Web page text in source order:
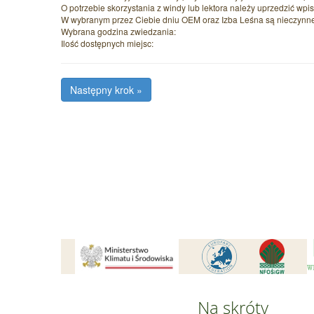
O potrzebie skorzystania z windy lub lektora należy uprzedzić
W wybranym przez Ciebie dniu OEM oraz Izba Leśna są
Wybrana godzina zwiedzania:
Ilość dostępnych miejsc:
Na skróty